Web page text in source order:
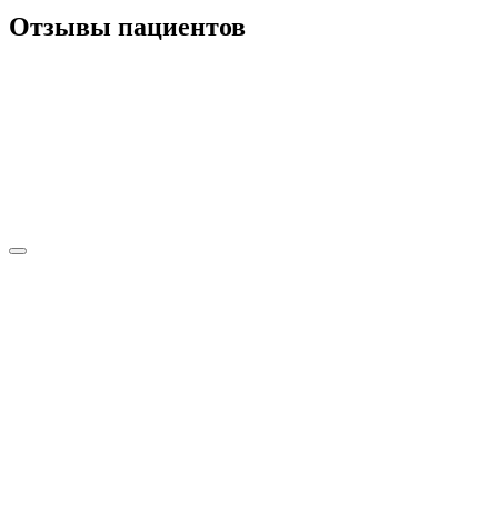
Отзывы пациентов